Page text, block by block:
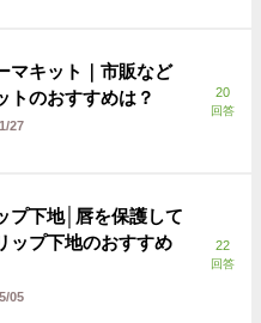
マキット｜市販など
トのおすすめは？
27
20
回答
プ下地│唇を保護して
ップ下地のおすすめ
05
22
回答